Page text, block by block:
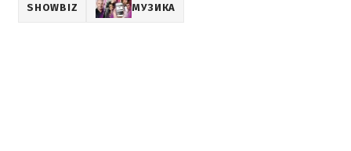
SHOWBIZ МУЗИКА